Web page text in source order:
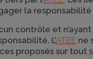
la responsabilité
contrôle et
L’ATEE ne
proposés sur tout